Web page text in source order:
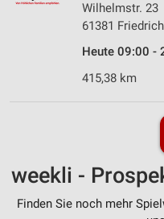
Wilhelmstr. 23
61381
Heute 09:00 -
415,38 km
weekli -
Finden Sie noch mehr